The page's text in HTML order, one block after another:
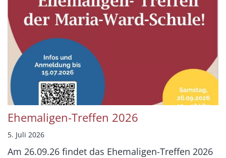
Ehemaligen-Treffen 2026
5. Juli 2026
Am 26.09.26 findet das Ehemaligen-Treffen 2026